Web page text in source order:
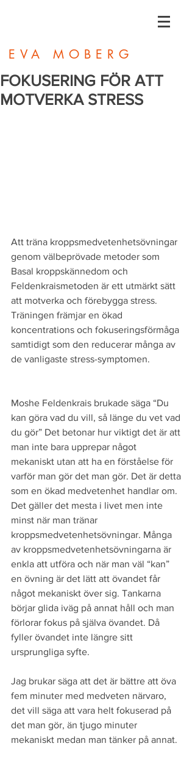
EVA MOBERG
FOKUSERING FÖR ATT
MOTVERKA STRESS
Att träna kroppsmedvetenhetsövningar
genom välbeprövade metoder som
Basal kroppskännedom och
Feldenkraismetoden är ett utmärkt sätt
att motverka och förebygga stress.
Träningen främjar en ökad
koncentrations och fokuseringsförmåga
samtidigt som den reducerar många av
de vanligaste stress-symptomen.
Moshe Feldenkrais brukade säga “Du
kan göra vad du vill, så länge du vet vad
du gör” Det betonar hur viktigt det är att
man inte bara upprepar något
mekaniskt utan att ha en förståelse för
varför man gör det man gör. Det är detta
som en ökad medvetenhet handlar om.
Det gäller det mesta i livet men inte
minst när man tränar
kroppsmedvetenhetsövningar. Många
av kroppsmedvetenhetsövningarna är
enkla att utföra och när man väl “kan”
en övning är det lätt att övandet får
något mekaniskt över sig. Tankarna
börjar glida iväg på annat håll och man
förlorar fokus på själva övandet. Då
fyller övandet inte längre sitt
ursprungliga syfte.
Jag brukar säga att det är bättre att öva
fem minuter med medveten närvaro,
det vill säga att vara helt fokuserad på
det man gör, än tjugo minuter
mekaniskt medan man tänker på annat.